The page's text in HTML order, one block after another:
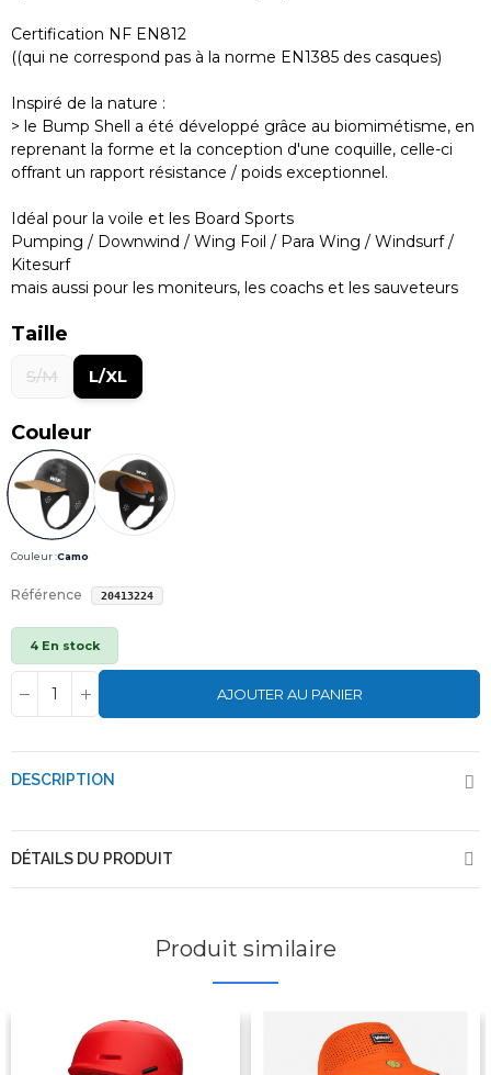
Certification NF EN812
((qui ne correspond pas à la norme EN1385 des casques)
Inspiré de la nature :
> le Bump Shell a été développé grâce au biomimétisme, en
reprenant la forme et la conception d'une coquille, celle-ci
offrant un rapport résistance / poids exceptionnel.
Idéal pour la voile et les Board Sports
Pumping / Downwind / Wing Foil / Para Wing / Windsurf /
Kitesurf
mais aussi pour les moniteurs, les coachs et les sauveteurs
Taille
S/M L/XL
Couleur
Couleur :Camo
Référence 20413224
4 En stock
AJOUTER AU PANIER
DESCRIPTION
DÉTAILS DU PRODUIT
Produit similaire